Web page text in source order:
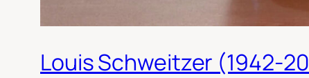
Louis Schweitzer (1942-